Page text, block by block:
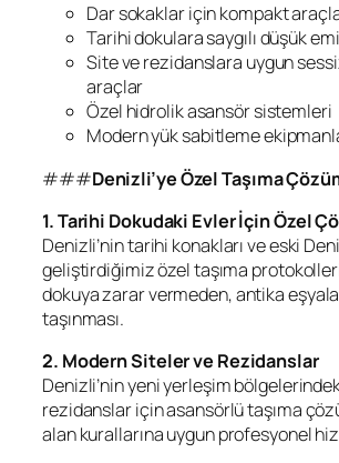
Dar sokaklar için kompakt
Tarihi dokulara saygılı düşük
Site ve rezidanslara uygun
araçlar
Özel hidrolik asansör sistemleri
Modern yük sabitleme
###Denizli’ye Özel Taşıma
1. Tarihi Dokudaki Evler İçin Özel
Denizli’nin tarihi konakları ve eski
geliştirdiğimiz özel taşıma
dokuya zarar vermeden, antika
taşınması.
2. Modern Siteler ve Rezidanslar
Denizli’nin yeni yerleşim
rezidanslar için asansörlü taşıma
alan kurallarına uygun profesyonel